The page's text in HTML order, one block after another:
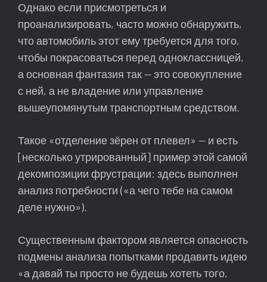
Однако если присмотреться и
проанализировать, часто можно обнаружить,
что автомобиль этот ему требуется для того,
чтобы покрасоваться перед одноклассницей,
а основная фантазия так — это совокупление
с ней, а не владение или управление
вышеупомянутым транспортным средством.
Такое «отделение зёрен от плевел» — и есть
[несколько утрированный] пример этой самой
декомпозиции фрустрации: здесь выполнен
анализ потребности («а чего тебе на самом
деле нужно»).
Существенным фактором является опасность
подмены анализа попытками продавить идею
«а давай ты просто не будешь хотеть того,